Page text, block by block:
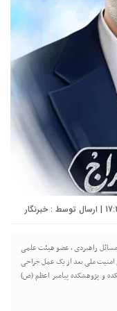
خبرنگار
مسائل راهبردی ، عضو هیئت علمی
امنیت ملی بعد از یک عمل جراحی
و پژوهشکده پیامبر اعظم (ص)